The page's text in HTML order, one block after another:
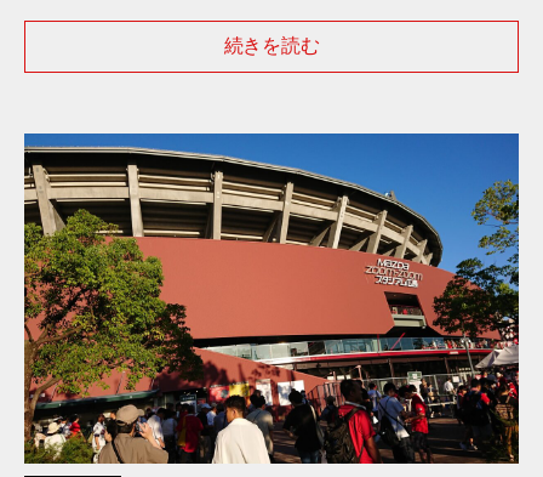
続きを読む